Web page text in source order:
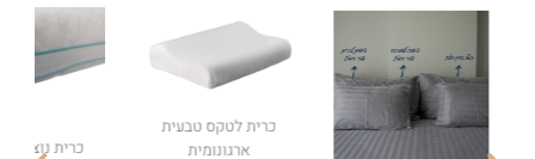
כרית לטקס טבעית
ארגונומית
כרית נוצות